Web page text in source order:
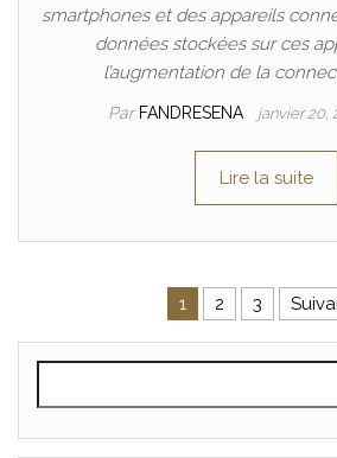
smartphones et des appareils
données stockées sur ces
l’augmentation de la
Par FANDRESENA janvier 20,
Lire la suite
Pagination des
1 2 3